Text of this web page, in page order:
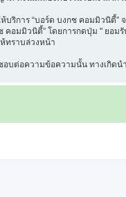
บริการ “บอร์ด บงกช คอมมิวนิตี้
คอมมิวนิตี้” โดยการกดปุ่ม " ยอ
ทราบล่วงหน้า
อบต่อความข้อความนั้น ทางเกิด